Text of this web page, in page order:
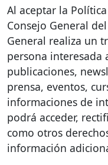
Al aceptar la
Consejo General
General realiza un
persona interesada
publicaciones,
prensa, eventos,
informaciones de
podrá acceder,
como otros
información